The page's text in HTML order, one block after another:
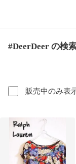
#DeerDeer の検
販売中のみ表